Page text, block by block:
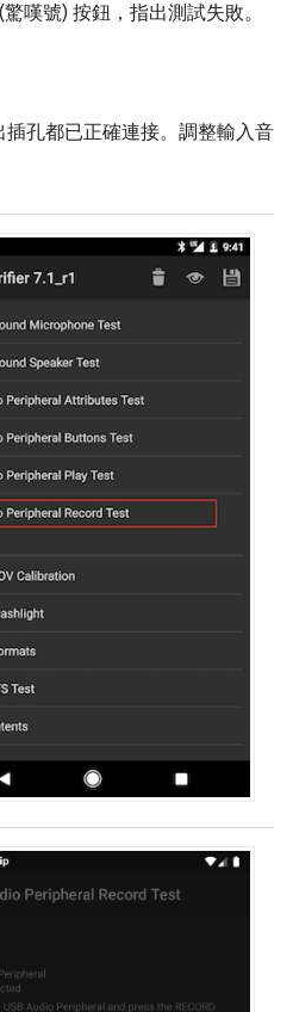
(驚嘆號) 按鈕，指出測試失敗。
孔都已正確連接。調整輸入音